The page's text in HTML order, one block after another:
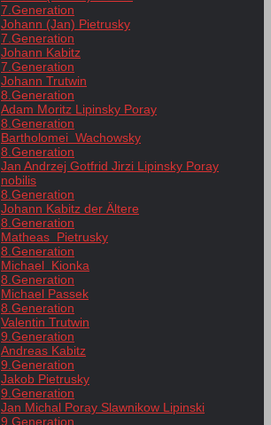
7.Generation
Johann (Jan) Pietrusky
7.Generation
Johann Kabitz
7.Generation
Johann Trutwin
8.Generation
Adam Moritz Lipinsky Poray
8.Generation
Bartholomei Wachowsky
8.Generation
Jan Andrzej Gotfrid Jirzi Lipinsky Poray
nobilis
8.Generation
Johann Kabitz der Ältere
8.Generation
Matheas Pietrusky
8.Generation
Michael Kionka
8.Generation
Michael Passek
8.Generation
Valentin Trutwin
9.Generation
Andreas Kabitz
9.Generation
Jakob Pietrusky
9.Generation
Jan Michal Poray Slawnikow Lipinski
9.Generation